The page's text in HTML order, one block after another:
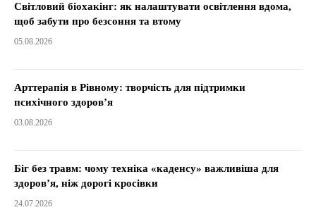
Світловий біохакінг: як налаштувати освітлення вдома,
щоб забути про безсоння та втому
05.08.2026
Арттерапія в Рівному: творчість для підтримки
психічного здоров’я
03.08.2026
Біг без травм: чому техніка «каденсу» важливіша для
здоров’я, ніж дорогі кросівки
24.07.2026